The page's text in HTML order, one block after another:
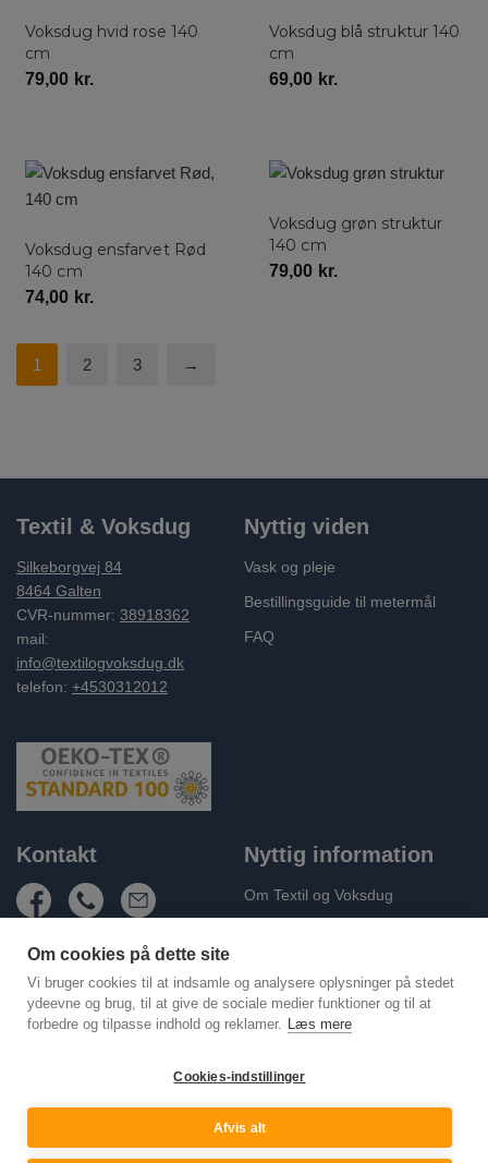
Voksdug hvid rose 140
cm
79,00 kr.
Voksdug blå struktur 140
cm
69,00 kr.
Voksdug ensfarvet Rød
140 cm
74,00 kr.
Voksdug grøn struktur
140 cm
79,00 kr.
1 2 3 →
Textil & Voksdug
Silkeborgvej 84
8464 Galten
CVR-nummer: 38918362
mail:
info@textilogvoksdug.dk
telefon: +4530312012
Nyttig viden
Vask og pleje
Bestillingsguide til metermål
FAQ
Kontakt Nyttig information
Om Textil og Voksdug
Persondatapolitik
Cookie Policy (EU)
Kontakt os
Om cookies på dette site
Vi bruger cookies til at indsamle og analysere oplysninger på stedet
ydeevne og brug, til at give de sociale medier funktioner og til at
forbedre og tilpasse indhold og reklamer. Læs mere
Cookies-indstillinger
Afvis alt